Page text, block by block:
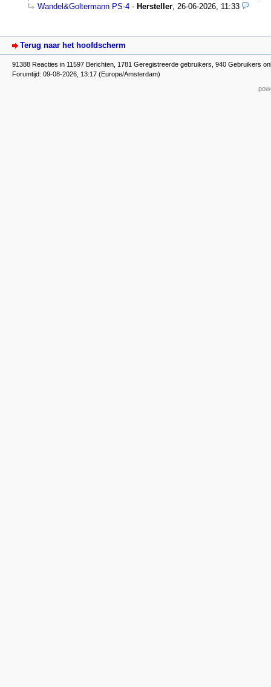
Wandel&Goltermann PS-4 - Hersteller 26-06-2026, 11:33
Terug naar het hoofdscherm
91388 Reacties in 11597 Berichten, 1781 Geregistreerde gebruikers, 940 Gebruikers
Forumtijd: 09-08-2026, 13:17 (Europe/Amsterdam)